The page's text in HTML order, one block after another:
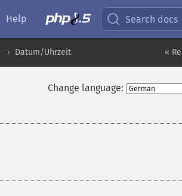
Help Search docs
«
Datum/Uhrzeit
Change language: